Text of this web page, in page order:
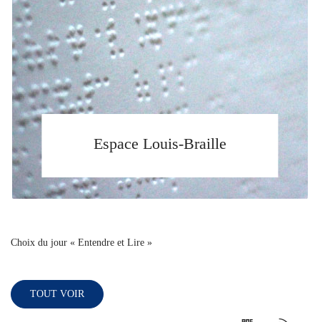
Espace Louis-Braille
Choix du jour « Entendre et Lire »
TOUT VOIR